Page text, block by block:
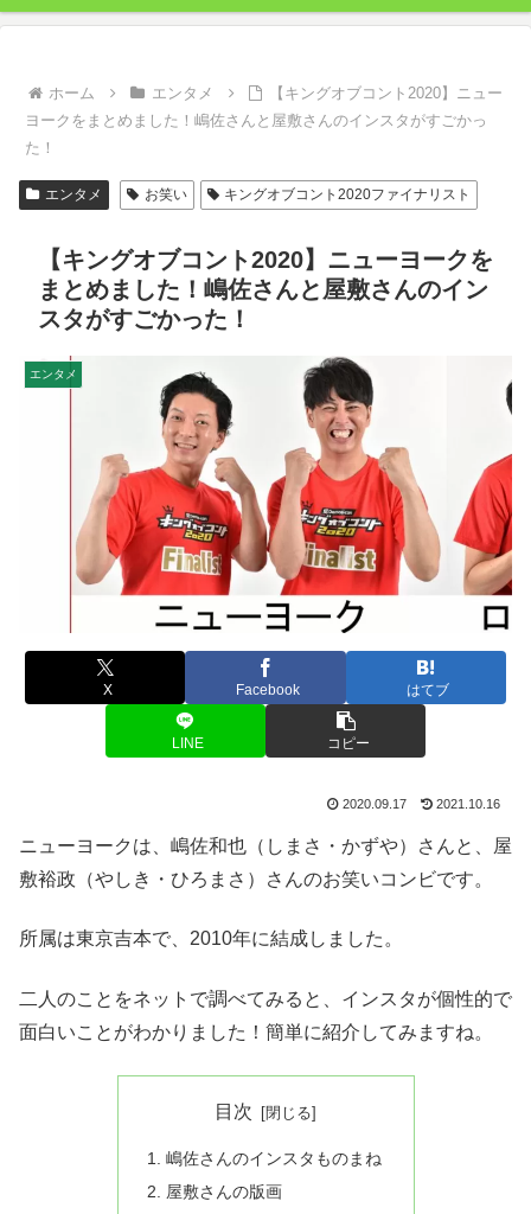
ホーム エンタメ
【キングオブコント2020】ニュー
ヨークをまとめました！嶋佐さんと屋敷さんのインスタがすごかっ
た！
エンタメ お笑い キングオブコント2020ファイナリスト
【キングオブコント2020】ニューヨークを
まとめました！嶋佐さんと屋敷さんのイン
スタがすごかった！
エンタメ
X Facebook はてブ
LINE コピー
2020.09.17 2021.10.16
ニューヨークは、嶋佐和也（しまさ・かずや）さんと、屋
敷裕政（やしき・ひろまさ）さんのお笑いコンビです。
所属は東京吉本で、2010年に結成しました。
二人のことをネットで調べてみると、インスタが個性的で
面白いことがわかりました！簡単に紹介してみますね。
目次
嶋佐さんのインスタものまね
屋敷さんの版画